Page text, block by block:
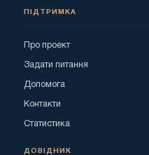
ПІДТРИМКА
Про проект
Задати питання
Допомога
Контакти
Статистика
ДОВІДНИК